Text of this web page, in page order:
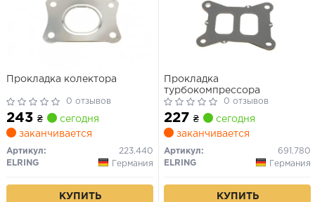
Прокладка колектора
0 отзывов
243 ₴
сегодня
заканчивается
Артикул:
223.440
ELRING
Германия
КУПИТЬ
Прокладка
турбокомпрессора
0 отзывов
227 ₴
сегодня
заканчивается
Артикул:
691.780
ELRING
Германия
КУПИТЬ